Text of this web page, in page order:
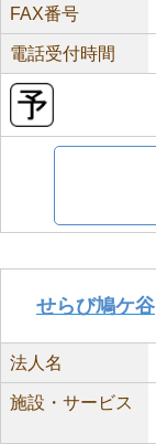
FAX番号
電話受付時間
せらび鳩ケ谷
法人名
施設・サービス